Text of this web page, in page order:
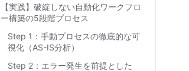
【実践】破綻しない自動化ワークフロ
ー構築の5段階プロセス
Step 1：手動プロセスの徹底的な可
視化（AS-IS分析）
Step 2：エラー発生を前提とした